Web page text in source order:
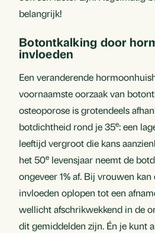
belangrijk!
Botontkalking door
invloeden
Een veranderende
voornaamste oorzaak van
osteoporose is grotendeels
botdichtheid rond je 35e: een
leeftijd vergroot die kans
het 50e levensjaar neemt de
ongeveer 1% af. Bij vrouwen
invloeden oplopen tot een
wellicht afschrikwekkend in de
dit gemiddelden zijn. Én je kunt